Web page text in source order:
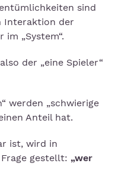
sind
Interaktion der
„System“.
der „eine Spieler“
werden „schwierige
Anteil hat.
ist, wird in
gestellt: „wer